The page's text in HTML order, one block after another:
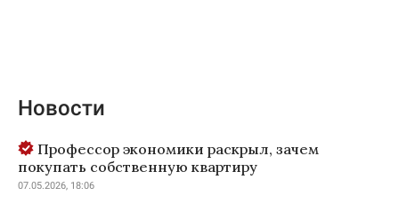
Новости
Профессор экономики раскрыл, зачем
покупать собственную квартиру
07.05.2026, 18:06